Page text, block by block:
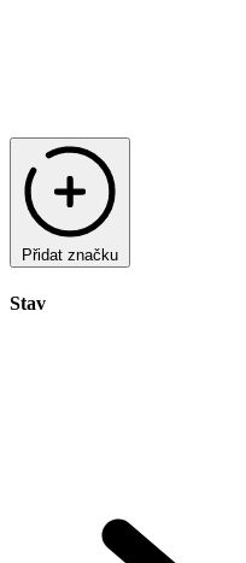
Přidat značku
Stav